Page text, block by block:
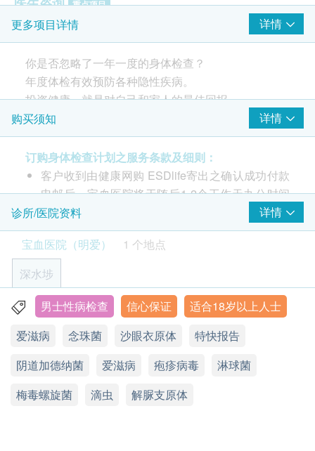
重点项目
检查前、后医生会诊 - 共两次
梅毒 重点项目
梅毒血清抗体
人类乳头瘤状病毒基因分型测试(HPVDNA)
HPV高风险19种类型（16、18、26、31、33、35、
39、45、51、52、53、56、58、59、66、68、69、
73、82）
HPV低风险9种类型（6、11、40、42、43、44、54、
61、70）
性病检查 重点项目
猴痘病毒核酸
愛滋病 HIV
爱滋病病毒抗体
爱滋病病毒抗原
更多项目详情 详情
你是否忽略了一年一度的身体检查？
年度体检有效预防各种隐性疾病。
投资健康，就是对自己和家人的最佳回报。
本计划适合18以上年龄男士。针对男性生殖系统健康
检查, 包括检测28种人类乳头状瘤病毒基因分型测试,
16 种传染性生殖系统病原体核酸和血液HIV 抗原和抗
体检测及梅毒血清抗体。
组合包括：
使用血液样本进行HIV Ag/Ab和梅毒快速检测。
使用尿液和阴茎拭子（自我采样方式）检测人类乳
头瘤病毒和传染性病原体病原体核酸。
人类乳头瘤状病毒基因分型测试：
HPV高风险19种类型（16、18、26、31、33、
35、39、45、51、52、53、56、58、59、66、
68、69、73、82）
HPV低风险9种类型（6、11、40、42、43、44、
购买须知 详情
订购身体检查计划之服务条款及细则：
客户收到由健康网购 ESDlife寄出之确认成功付款
电邮后，宝血医院将于随后1-2个工作天办公时间
内，致电客户预约一般身体检查时间。 客户亦可
致电查询或在订单确认后1个工作天致电医院查询
（电话/WhatsApp： 6067 9803）
性病检测查询： 5544 4342 （只限WhatsApp查
询）
其他一般查询：6067 9803 （只限WhatsApp查
询） 时间：10:00 a.m. – 6:00 p.m. （星期日及公
众假期除外）
性病检查特别服务时间
星期一至六：上午8时至下午8时
诊所/医院资料
详情
宝血医院（明爱）
1 个地点
深水埗
九龙深水埗青山道113 号
显示地图
电话/WhatsApp: 6067 9803
其他一般查询：6067 9803 (只限WhatsApp查询) 时
男士性病检查 信心保证
适合18岁以上人士
爱滋病
念珠菌 沙眼衣原体
特快报告
阴道加德纳菌
爱滋病 疱疹病毒
淋球菌
梅毒螺旋菌
滴虫 解脲支原体